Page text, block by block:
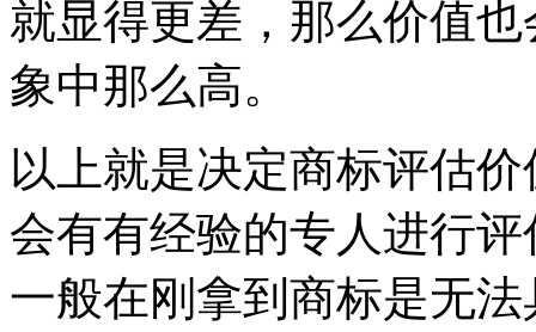
就显得更差，那么价值
象中那么高。
以上就是决定商标评估
会有有经验的专人进行
一般在刚拿到商标是无